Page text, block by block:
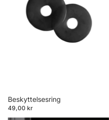
Beskyttelsesring
49,00 kr